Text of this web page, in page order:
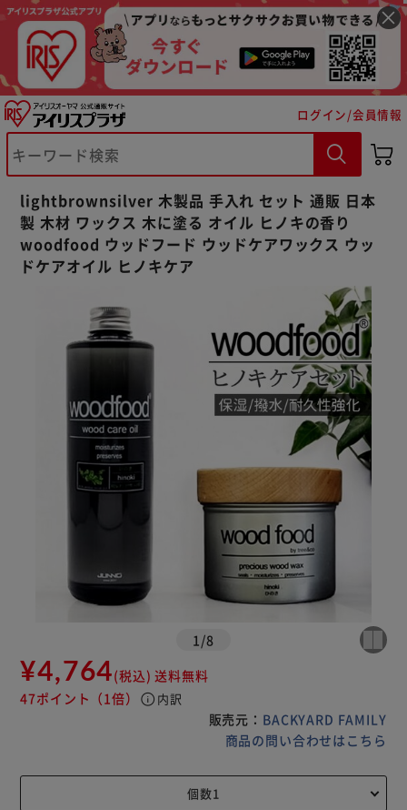
ログイン/会員情報
lightbrownsilver 木製品 手入れ セット 通販 日本
製 木材 ワックス 木に塗る オイル ヒノキの香り
woodfood ウッドフード ウッドケアワックス ウッ
ドケアオイル ヒノキケア
1 /8
¥4,764(税込) 送料無料
47ポイント （1倍） info 内訳
販売元： BACKYARD FAMILY
商品の問い合わせはこちら
※ご確認ください